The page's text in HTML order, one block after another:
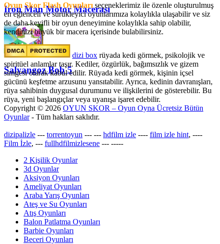
Iron Man Motor Macerası
Salyangoz Bob 5
Oyun Skor Flash Oyunları seçeneklerimiz ile özenle oluşturulmuş
en eğlenceli ve sürükleyici oyunlarımıza kolaylıkla ulaşabilir ve siz
de daha keyifli bir oyun deneyimine kolaylıkla sahip olabilir,
kendinizi büyük bir macera içerisinde bulabilirsiniz.
dizi box rüyada kedi görmek​, psikolojik ve
spiritüel anlamlar taşır. Kediler, özgürlük, bağımsızlık ve gizem
simgesi olarak kabul edilir. Rüyada kedi görmek, kişinin içsel
gücünü keşfetme arzusunu yansıtabilir. Ayrıca, kedinin davranışları,
rüya sahibinin duygusal durumunu ve ilişkilerini de gösterebilir. Bu
rüya, yeni başlangıçlar veya uyanışa işaret edebilir.
Copyright © 2026 OYUN SKOR – Oyun Oyna Ücretsiz Bütün
Oyunlar- Tüm hakları saklıdır.
dizipalizle --- torrentoyun --- --- hdfilm izle ---- film izle hint, ----
Film İzle, --- fullhdfilmizlesene --- -----
2 Kişilik Oyunlar
3d Oyunlar
Aksiyon Oyunları
Ameliyat Oyunları
Araba Yarış Oyunları
Ateş ve Su Oyunları
Atış Oyunları
Balon Patlatma Oyunları
Barbie Oyunları
Beceri Oyunları